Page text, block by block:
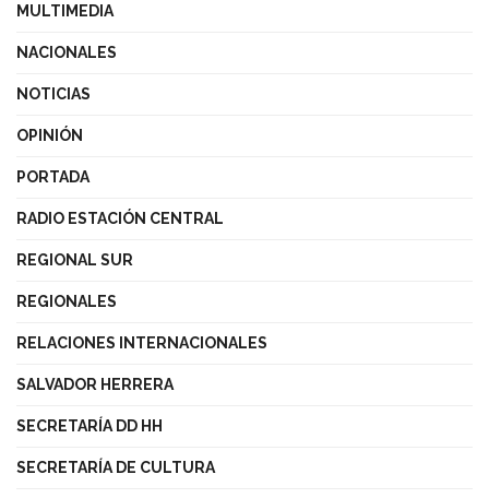
MULTIMEDIA
NACIONALES
NOTICIAS
OPINIÓN
PORTADA
RADIO ESTACIÓN CENTRAL
REGIONAL SUR
REGIONALES
RELACIONES INTERNACIONALES
SALVADOR HERRERA
SECRETARÍA DD HH
SECRETARÍA DE CULTURA